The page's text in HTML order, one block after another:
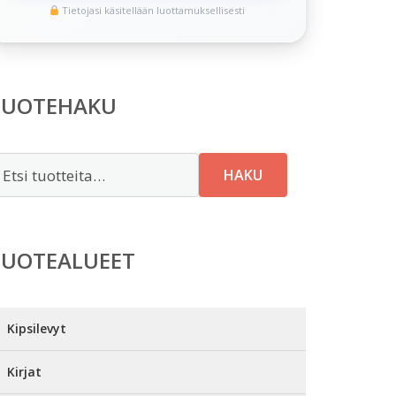
Tietojasi käsitellään luottamuksellisesti
HAKU
Kipsilevyt
Kirjat